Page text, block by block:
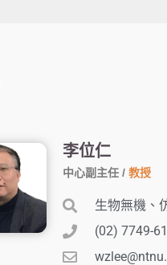
李位仁
中心副主任 / 教授
生物無機、
(02) 7749-